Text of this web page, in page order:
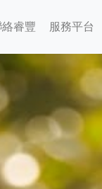
睿豐 服務平台